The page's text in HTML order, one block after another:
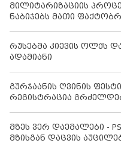
მილიტარიზაციის
ნაბიჯებს მათი
რუსებმა კიევის ოლქს
ადამიანი
გურჯაანის ღვინის
რეგისტრაცია
მზეს ვერ დაემალები -
მზისგან დაცვის